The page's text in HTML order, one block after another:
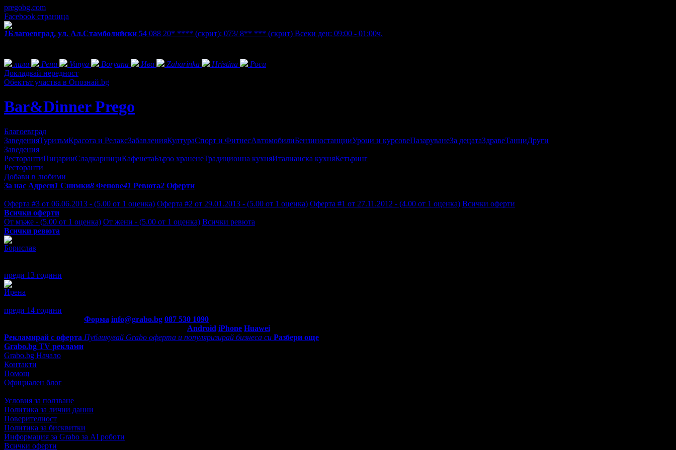
pregobg.com
Facebook страница
1Благоевград, ул. Ал.Стамболийски 54 088 20* **** (скрит); 073/ 8** *** (скрит) Всеки ден: 09:00 - 01:00ч.
лили
Рени Vanya Boryana Ива Zaharinka Hristina
Роси
Докладвай нередност
Обектът участва в Опознай.bg
Bar&Dinner Prego
Благоевград
ЗаведенияТуризъмКрасота и РелаксЗабавленияКултураСпорт и ФитнесАвтомобилиБензиностанцииУроци и курсовеПазаруванеЗа децатаЗдравеТанциДруги
Заведения
РесторантиПицарииСладкарнициКафенетаБързо храненеТрадиционна кухняИталианска кухняКетъринг
Ресторанти
Добави в любими
За нас Адреси1 Снимки8 Фенове41 Ревюта2 Оферти
Оферта #3 от 06.06.2013 - (5.00 от 1 оценка) Оферта #2 от 29.01.2013 - (5.00 от 1 оценка) Оферта #1 от 27.11.2012 - (4.00 от 1 оценка) Всички оферти
Всички оферти
От мъже - (5.00 от 1 оценка) От жени - (5.00 от 1 оценка) Всички ревюта
Всички ревюта
Борислав
преди 13 години
Ирена
преди 14 години
Форма info@grabo.bg 087 530 1090
Android iPhone Huawei
Рекламирай с оферта Публикувай Grabo оферта и популяризирай бизнеса си Разбери още
Grabo.bg TV реклами
Grabo.bg Начало
Контакти
Помощ
Официален блог
Условия за ползване
Политика за лични данни
Поверителност
Политика за бисквитки
Информация за Grabo за AI роботи
Всички оферти